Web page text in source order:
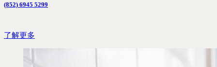
(852) 6945 5299
了解更多